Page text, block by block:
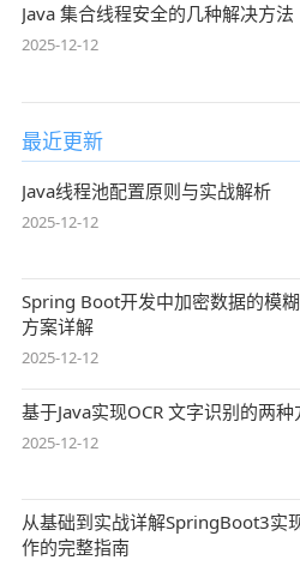
Java 集合线程安全的几种解决方法
2025-12-12
最近更新
Java线程池配置原则与实战解析
2025-12-12
Spring Boot开发中加密数据的模
方案详解
2025-12-12
基于Java实现OCR 文字识别的两种
2025-12-12
从基础到实战详解SpringBoot3实
作的完整指南